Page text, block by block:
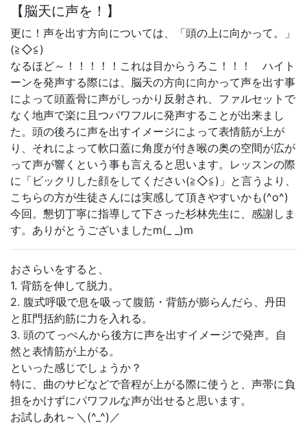
【脳天に声を！】
更に！声を出す方向については、「頭の上に向かって。」
(≧◇≦)
なるほど～！！！！！これは目からうろこ！！！ ハイト
ーンを発声する際には、脳天の方向に向かって声を出す事
によって頭蓋骨に声がしっかり反射され、ファルセットで
なく地声で楽に且つパワフルに発声することが出来まし
た。頭の後ろに声を出すイメージによって表情筋が上が
り、それによって軟口蓋に角度が付き喉の奥の空間が広が
って声が響くという事も言えると思います。レッスンの際
に「ビックリした顔をしてください(≧◇≦)」と言うより、
こちらの方が生徒さんには実感して頂きやすいかも(^o^)
今回。懇切丁寧に指導して下さった杉林先生に、感謝しま
す。ありがとうございましたm(_ _)m
おさらいをすると、
1. 背筋を伸して脱力。
2. 腹式呼吸で息を吸って腹筋・背筋が膨らんだら、丹田
と肛門括約筋に力を入れる。
3. 頭のてっぺんから後方に声を出すイメージで発声。自
然と表情筋が上がる。
といった感じでしょうか？
特に、曲のサビなどで音程が上がる際に使うと、声帯に負
担をかけずにパワフルな声が出せると思います。
お試しあれ～＼(^_^)／